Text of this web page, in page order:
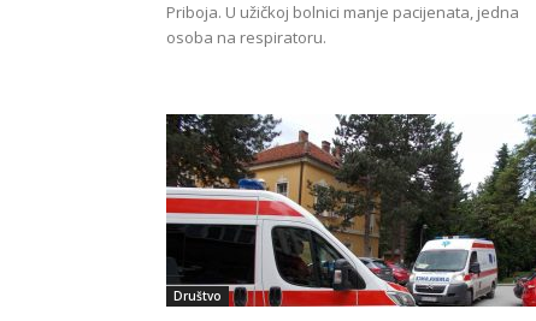
Priboja. U užičkoj bolnici manje pacijenata, jedna
osoba na respiratoru.
Društvo